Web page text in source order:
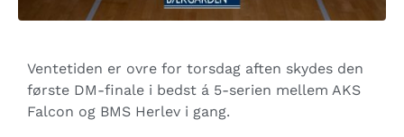
Ventetiden er ovre for torsdag aften skydes den
første DM-finale i bedst á 5-serien mellem AKS
Falcon og BMS Herlev i gang.